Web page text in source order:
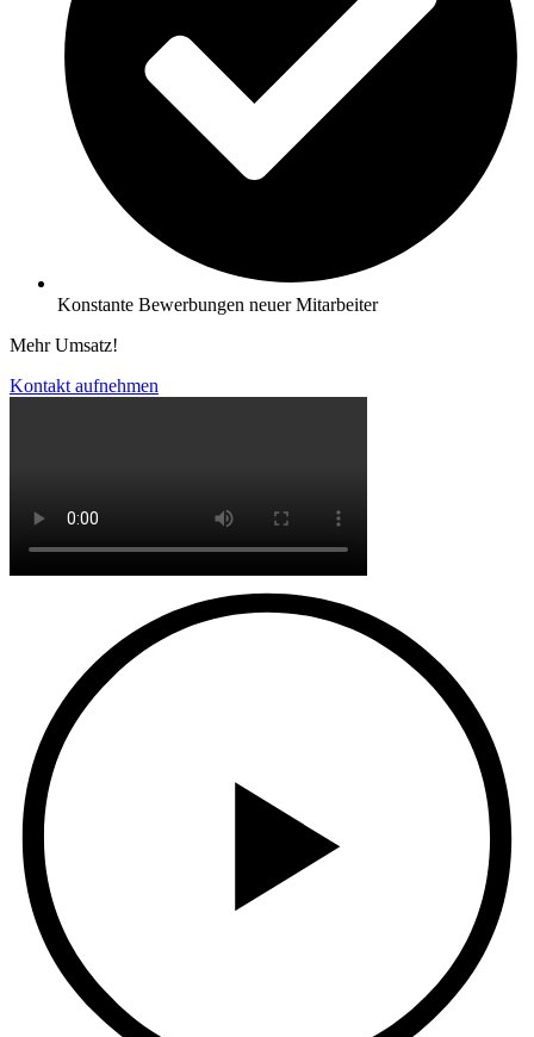
Konstante Bewerbungen neuer Mitarbeiter
Mehr Umsatz!
Kontakt aufnehmen